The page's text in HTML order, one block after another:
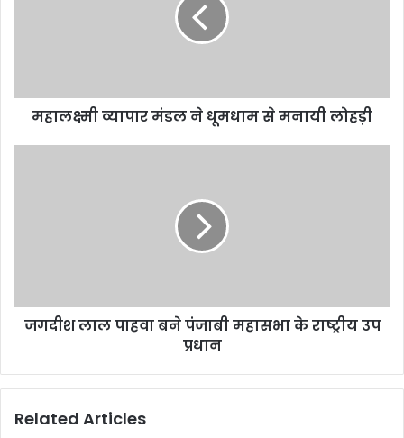
महालक्ष्मी व्यापार मंडल ने धूमधाम से मनायी लोहड़ी
जगदीश लाल पाहवा बने पंजाबी महासभा के राष्ट्रीय उप
प्रधान
Related Articles